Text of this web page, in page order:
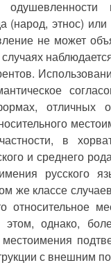
(народ, этнос)
не может
отличных
в
и среднего
русского
же классе
относительное
этом, однако,
местоимения
с внешним